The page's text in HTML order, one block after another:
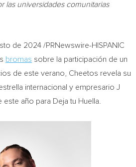
las universidades comunitarias
de 2024 /PRNewswire-HISPANIC
bromas sobre la participación de un
de este verano, Cheetos revela su
internacional y empresario J
este año para Deja tu Huella.